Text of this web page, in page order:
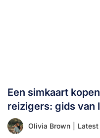
Een simkaart
reizigers: gids van
Olivia Brown